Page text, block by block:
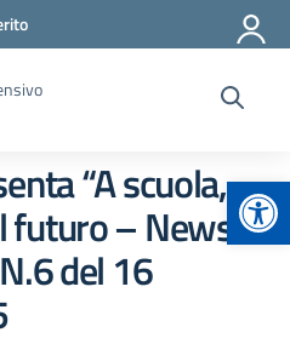
“A scuola,
futuro – News
del 16